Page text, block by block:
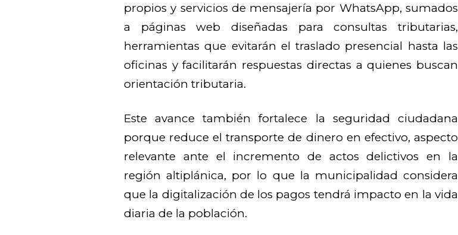
propios y servicios de mensajería por WhatsApp, sumados
a páginas web diseñadas para consultas tributarias,
herramientas que evitarán el traslado presencial hasta las
oficinas y facilitarán respuestas directas a quienes buscan
orientación tributaria.
Este avance también fortalece la seguridad ciudadana
porque reduce el transporte de dinero en efectivo, aspecto
relevante ante el incremento de actos delictivos en la
región altiplánica, por lo que la municipalidad considera
que la digitalización de los pagos tendrá impacto en la vida
diaria de la población.